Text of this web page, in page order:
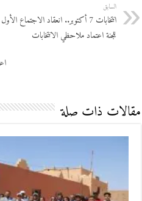
السابق
انتخابات 7 أكتوبر.. انعقاد الاجتماع الأول
للجنة اعتماد ملاحظي الانتخابات
مقالات ذات صلة